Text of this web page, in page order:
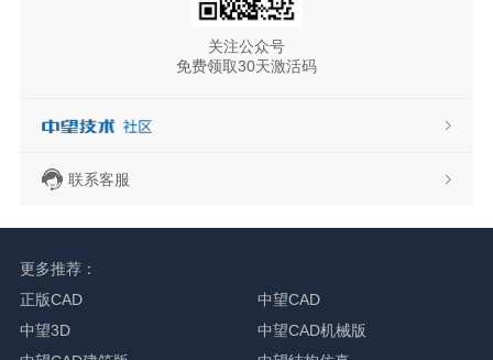
关注公众号
免费领取30天激活码
联系客服
更多推荐：
正版CAD
中望CAD
中望3D
中望CAD机械版